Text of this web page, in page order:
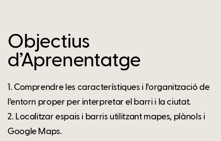
Objectius
d’Aprenentatge
1. Comprendre les característiques i l’organització de
l’entorn proper per interpretar el barri i la ciutat.
2. Localitzar espais i barris utilitzant mapes, plànols i
Google Maps.